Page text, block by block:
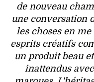
de nouveau
une conversation
les choses en
esprits créatifs
un produit beau
inattendus